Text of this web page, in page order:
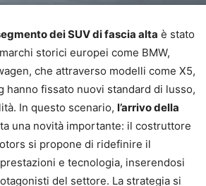
dei SUV di fascia alta è stato
storici europei come BMW,
che attraverso modelli come X5,
hanno fissato nuovi standard di lusso,
In questo scenario, l’arrivo della
una novità importante: il costruttore
si propone di ridefinire il
e tecnologia, inserendosi
del settore. La strategia si